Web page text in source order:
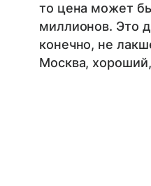
то цена может
миллионов. Это
конечно, не
Москва,